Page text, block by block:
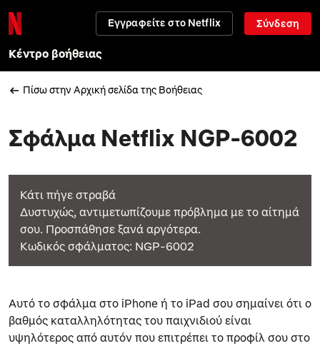
Εγγραφείτε στο Netflix Σύνδεση
Κέντρο βοήθειας
Πίσω στην Αρχική σελίδα της Βοήθειας
Σφάλμα Netflix NGP-6002
Κάτι πήγε στραβά
Δυστυχώς, αντιμετωπίζουμε πρόβλημα με το αίτημά
σου. Προσπάθησε ξανά αργότερα.
Κωδικός σφάλματος: NGP-6002
Αυτό το σφάλμα στο iPhone ή το iPad σου σημαίνει ότι ο
βαθμός καταλληλότητας του παιχνιδιού είναι
υψηλότερος από αυτόν που επιτρέπει το προφίλ σου στο